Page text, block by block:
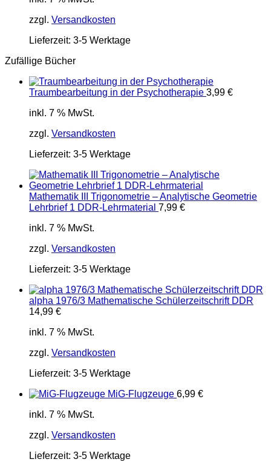
zzgl. Versandkosten
Lieferzeit: 3-5 Werktage
Zufällige Bücher
Traumbearbeitung in der Psychotherapie 3,99 €
inkl. 7 % MwSt.
zzgl. Versandkosten
Lieferzeit: 3-5 Werktage
Mathematik III Trigonometrie – Analytische Geometrie
Lehrbrief 1 DDR-Lehrmaterial 7,99 €
inkl. 7 % MwSt.
zzgl. Versandkosten
Lieferzeit: 3-5 Werktage
alpha 1976/3 Mathematische Schülerzeitschrift DDR
14,99 €
inkl. 7 % MwSt.
zzgl. Versandkosten
Lieferzeit: 3-5 Werktage
MiG-Flugzeuge 6,99 €
inkl. 7 % MwSt.
zzgl. Versandkosten
Lieferzeit: 3-5 Werktage